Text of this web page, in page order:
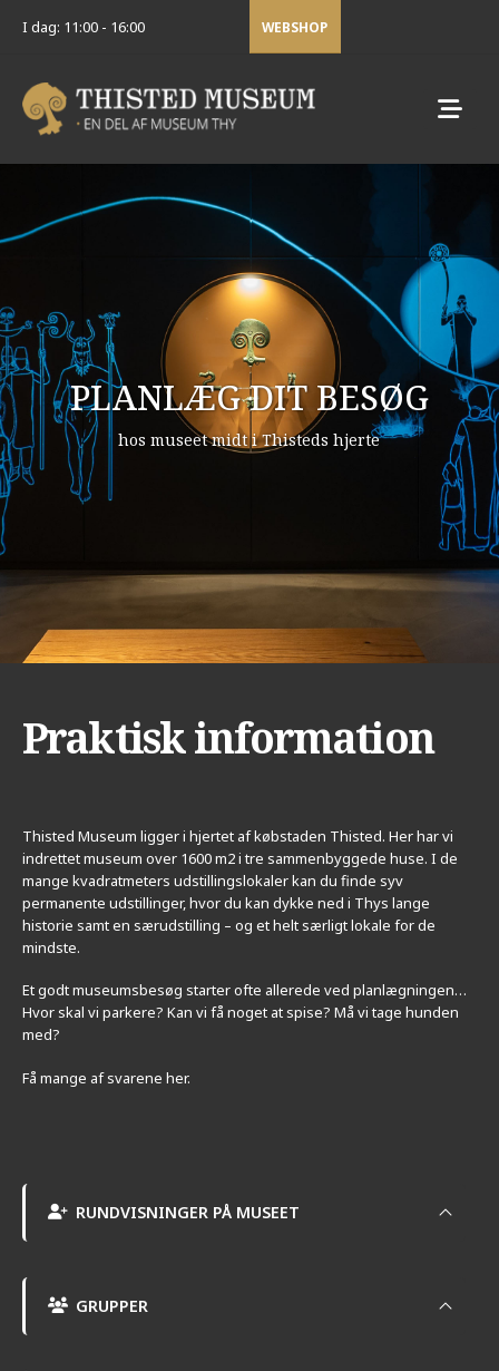
I dag: 11:00 - 16:00 WEBSHOP
PLANLÆG DIT BESØG
hos museet midt i Thisteds hjerte
Praktisk information
Thisted Museum ligger i hjertet af købstaden Thisted. Her har vi
indrettet museum over 1600 m2 i tre sammenbyggede huse. I de
mange kvadratmeters udstillingslokaler kan du finde syv
permanente udstillinger, hvor du kan dykke ned i Thys lange
historie samt en særudstilling – og et helt særligt lokale for de
mindste.
Et godt museumsbesøg starter ofte allerede ved planlægningen…
Hvor skal vi parkere? Kan vi få noget at spise? Må vi tage hunden
med?
Få mange af svarene her.
RUNDVISNINGER PÅ MUSEET
GRUPPER